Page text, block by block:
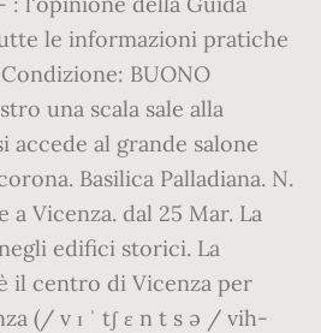
le informazioni pratiche
BUONO
una scala sale alla
accede al grande salone
Basilica Palladiana. N.
a Vicenza. dal 25 Mar. La
edifici storici. La
il centro di Vicenza per
(/ v ɪ ˈ tʃ ɛ n t s ə / vih-